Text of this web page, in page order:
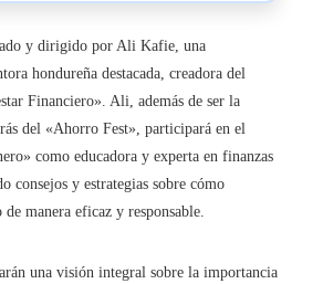
y dirigido por Ali Kafie, una
hondureña destacada, creadora del
Financiero». Ali, además de ser la
del «Ahorro Fest», participará en el
como educadora y experta en finanzas
consejos y estrategias sobre cómo
manera eficaz y responsable.
una visión integral sobre la importancia